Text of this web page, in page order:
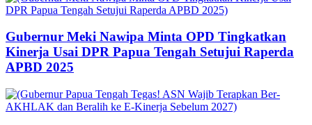
Gubernur Meki Nawipa Minta OPD Tingkatkan
Kinerja Usai DPR Papua Tengah Setujui Raperda
APBD 2025